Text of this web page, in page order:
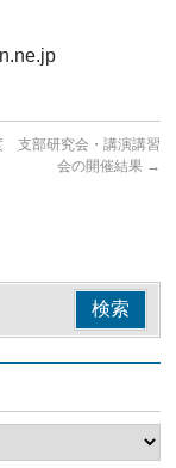
支部研究会・講演講習
会の開催結果 →